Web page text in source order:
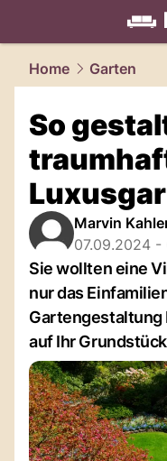
living.NAU.ch
Home Garten
So
Marvin
07.09.2024 -
Sie wollten eine
nur das
Gartengestaltung
auf Ihr